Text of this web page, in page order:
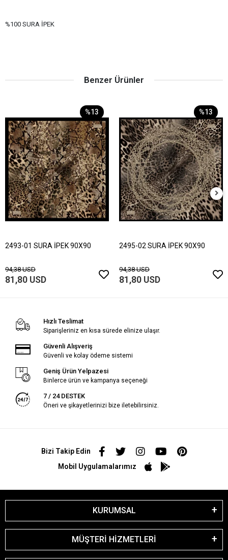
%100 SURA İPEK
Benzer Ürünler
%13
2493-01 SURA İPEK 90X90
94,38 USD
81,80 USD
%13
2495-02 SURA İPEK 90X90
94,38 USD
81,80 USD
Hızlı Teslimat
Siparişleriniz en kısa sürede elinize ulaşır.
Güvenli Alışveriş
Güvenli ve kolay ödeme sistemi
Geniş Ürün Yelpazesi
Binlerce ürün ve kampanya seçeneği
7 / 24 DESTEK
Öneri ve şikayetlerinizi bize iletebilirsiniz.
Bizi Takip Edin
Mobil Uygulamalarımız
KURUMSAL
MÜŞTERİ HİZMETLERİ